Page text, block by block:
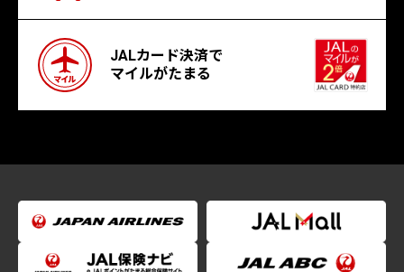
JALカード決済で
マイルがたまる